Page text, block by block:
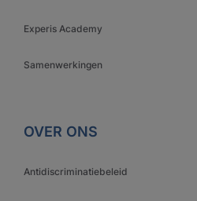
Experis Academy
Samenwerkingen
OVER ONS
Antidiscriminatiebeleid